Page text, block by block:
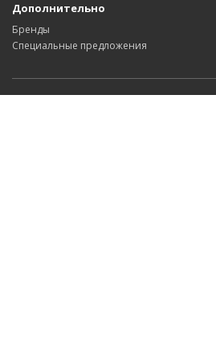
Дополнительно
Бренды
Специальные предложения